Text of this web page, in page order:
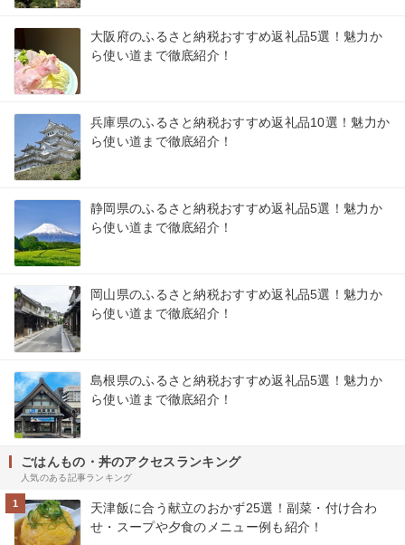
大阪府のふるさと納税おすすめ返礼品5選！魅力か
ら使い道まで徹底紹介！
兵庫県のふるさと納税おすすめ返礼品10選！魅力か
ら使い道まで徹底紹介！
静岡県のふるさと納税おすすめ返礼品5選！魅力か
ら使い道まで徹底紹介！
岡山県のふるさと納税おすすめ返礼品5選！魅力か
ら使い道まで徹底紹介！
島根県のふるさと納税おすすめ返礼品5選！魅力か
ら使い道まで徹底紹介！
ごはんもの・丼のアクセスランキング
人気のある記事ランキング
1
天津飯に合う献立のおかず25選！副菜・付け合わ
せ・スープや夕食のメニュー例も紹介！